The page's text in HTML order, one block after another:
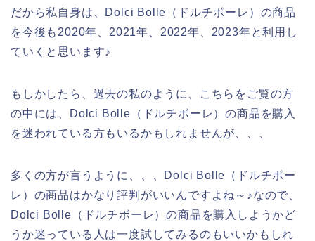
だから私自身は、Dolci Bolle（ドルチボーレ）の商品
を今後も2020年、2021年、2022年、2023年と利用し
ていくと思います♪
もしかしたら、過去の私のように、こちらをご覧の方
の中には、Dolci Bolle（ドルチボーレ）の商品を購入
を迷われている方もいるかもしれませんが、、、
多くの方が言うように、、、Dolci Bolle（ドルチボー
レ）の商品はかなり評判がいいんですよね～♪なので、
Dolci Bolle（ドルチボーレ）の商品を購入しようかど
うか迷っている人は一度試してみるのもいいかもしれ